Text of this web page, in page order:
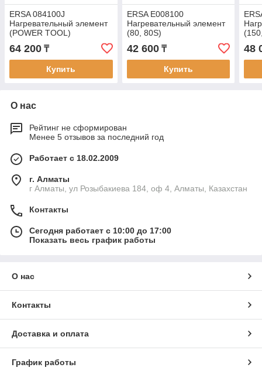
ERSA 084100J
Нагревательный элемент
(POWER TOOL)
64 200 ₸
Купить
ERSA E008100
Нагревательный элемент
(80, 80S)
42 600₸
Купить
48
О нас
Рейтинг не сформирован
Менее 5 отзывов за последний год
Работает с 18.02.2009
г. Алматы
г Алматы, ул Розыбакиева 184, оф 4, Алматы, Казахстан
Контакты
Сегодня работает с 10:00 до 17:00
Показать весь график работы
О нас
Контакты
Доставка и оплата
График работы